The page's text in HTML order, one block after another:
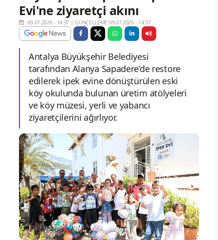
Evi'ne ziyaretçi akını
09.07.2026 - 14:37 |GÜNCELLEME:09.07.2026 - 14:37
Antalya Büyükşehir Belediyesi
tarafından Alanya Sapadere’de restore
edilerek ipek evine dönüştürülen eski
köy okulunda bulunan üretim atölyeleri
ve köy müzesi, yerli ve yabancı
ziyaretçilerini ağırlıyor.